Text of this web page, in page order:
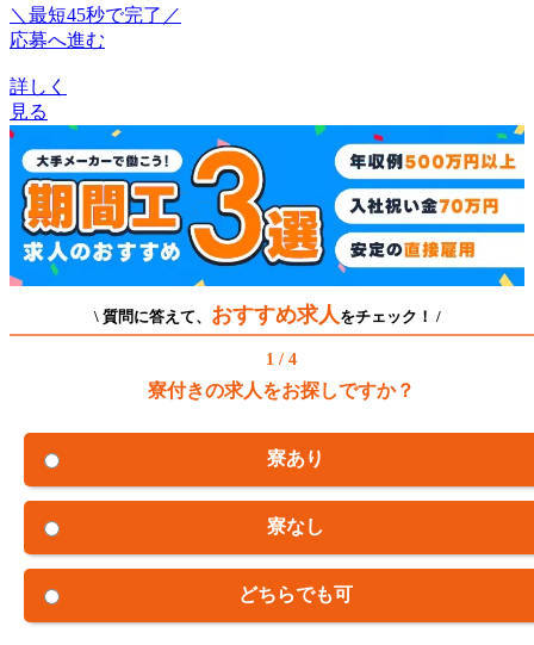
＼最短45秒で完了／
応募へ進む
詳しく
見る
\ 質問に答えて、 おすすめ求人 をチェック！ /
1 / 4
寮付きの求人をお探しですか？
寮あり
寮なし
どちらでも可